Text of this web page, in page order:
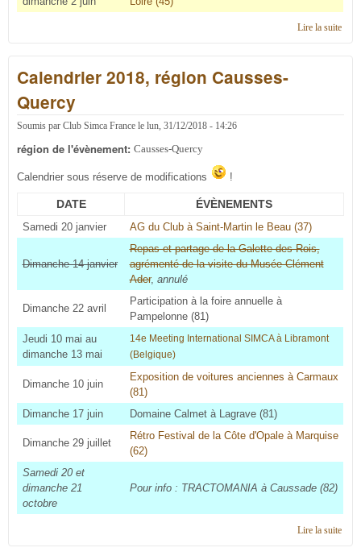
Lire la suitede
Calendrier 2018, région Causses-
Quercy
Soumis par Club Simca France le lun, 31/12/2018 - 14:26
région de l'évènement: Causses-Quercy
Calendrier sous réserve de modifications !
DATE ÉVÈNEMENTS
Samedi 20 janvier AG du Club à Saint-Martin le Beau (37)
Dimanche 14 janvier
Repas et partage de la Galette des Rois,
agrémenté de la visite du Musée Clément
Ader, annulé
Dimanche 22 avril
Participation à la foire annuelle à
Pampelonne (81)
Jeudi 10 mai au
dimanche 13 mai
14e Meeting International SIMCA à Libramont
(Belgique)
Dimanche 10 juin
Exposition de voitures anciennes à Carmaux
(81)
Dimanche 17 juin
Domaine Calmet à Lagrave (81)
Dimanche 29 juillet
Rétro Festival de la Côte d'Opale à Marquise
(62)
Samedi 20 et
dimanche 21
octobre
Pour info : TRACTOMANIA à Caussade (82)
Lire la suitede